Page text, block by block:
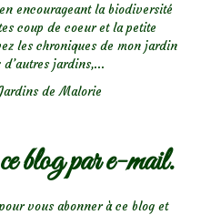
encourageant la biodiversité
coup de coeur et la petite
les chroniques de mon jardin
jardins,...
de Malorie
blog par e-mail.
vous abonner à ce blog et